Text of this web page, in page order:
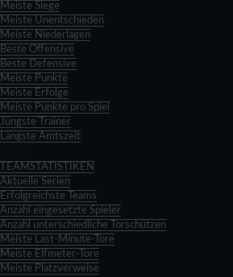
Meiste Siege
Meiste Unentschieden
Meiste Niederlagen
Beste Offensive
Beste Defensive
Meiste Punkte
Meiste Erfolge
Meiste Punkte pro Spiel
Jüngste Trainer
Längste Amtszeit
TEAMSTATISTIKEN
Aktuelle Serien
Erfolgreichste Teams
Anzahl eingesetzte Spieler
Anzahl unterschiedliche Torschützen
Meiste Last-Minute-Tore
Meiste Elfmeter-Tore
Meiste Platzverweise